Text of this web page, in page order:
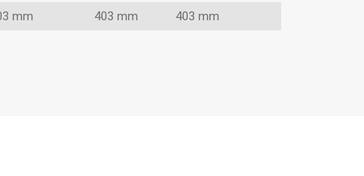
mm 403 mm 403 mm